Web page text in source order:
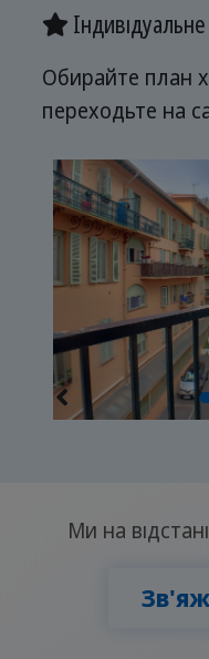
Обирайте план
переходьте на
Ми на